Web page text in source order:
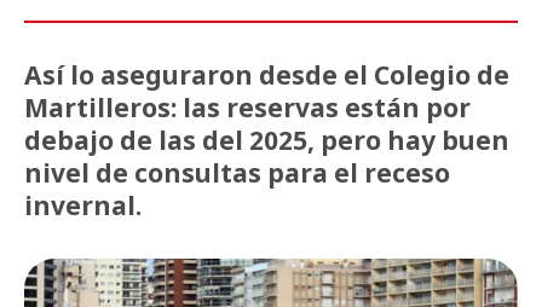
Así lo aseguraron desde el Colegio de
Martilleros: las reservas están por
debajo de las del 2025, pero hay buen
nivel de consultas para el receso
invernal.